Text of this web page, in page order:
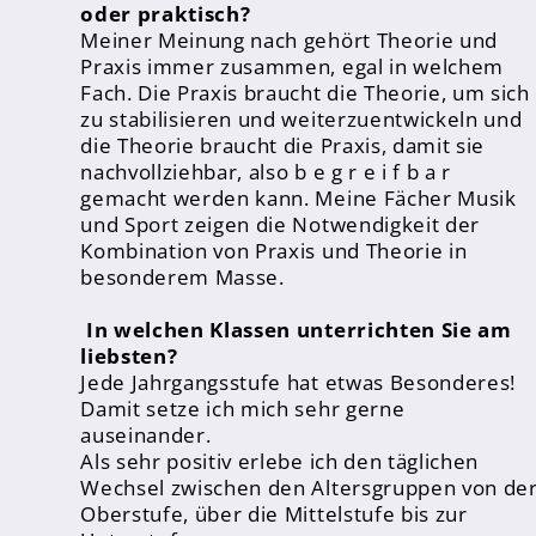
Schulanmeldung
Downloads
ISERV
WebUntis
Essensanmeldung
oder praktisch?
Meiner Meinung nach gehört Theorie und
Praxis immer zusammen, egal in welchem
Fach. Die Praxis braucht die Theorie, um sich
zu stabilisieren und weiterzuentwickeln und
die Theorie braucht die Praxis, damit sie
nachvollziehbar, also b e g r e i f b a r
gemacht werden kann. Meine Fächer Musik
und Sport zeigen die Notwendigkeit der
Kombination von Praxis und Theorie in
besonderem Masse.
In welchen Klassen unterrichten Sie am
liebsten?
Jede Jahrgangsstufe hat etwas Besonderes!
Damit setze ich mich sehr gerne
auseinander.
Als sehr positiv erlebe ich den täglichen
Wechsel zwischen den Altersgruppen von
Oberstufe, über die Mittelstufe bis zur